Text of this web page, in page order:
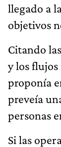
llegado a
objetivos
Citando
y los
proponía
preveía
personas
Si las